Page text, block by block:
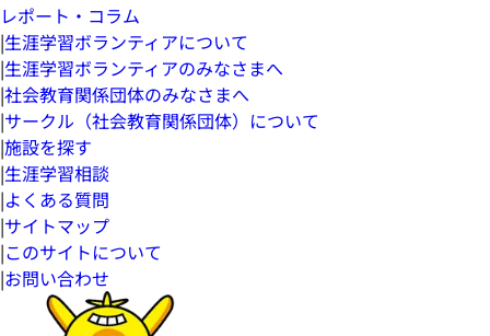
レポート・コラム
|生涯学習ボランティアについて
|生涯学習ボランティアのみなさまへ
|社会教育関係団体のみなさまへ
|サークル（社会教育関係団体）について
|施設を探す
|生涯学習相談
|よくある質問
|サイトマップ
|このサイトについて
|お問い合わせ